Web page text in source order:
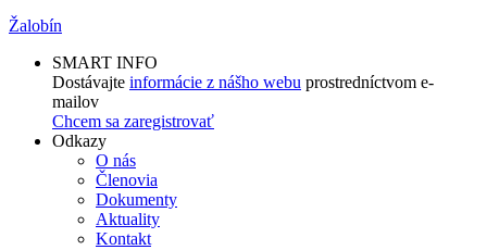
Žalobín
SMART INFO
Dostávajte informácie z nášho webu prostredníctvom e-
mailov
Chcem sa zaregistrovať
Odkazy
O nás
Členovia
Dokumenty
Aktuality
Kontakt